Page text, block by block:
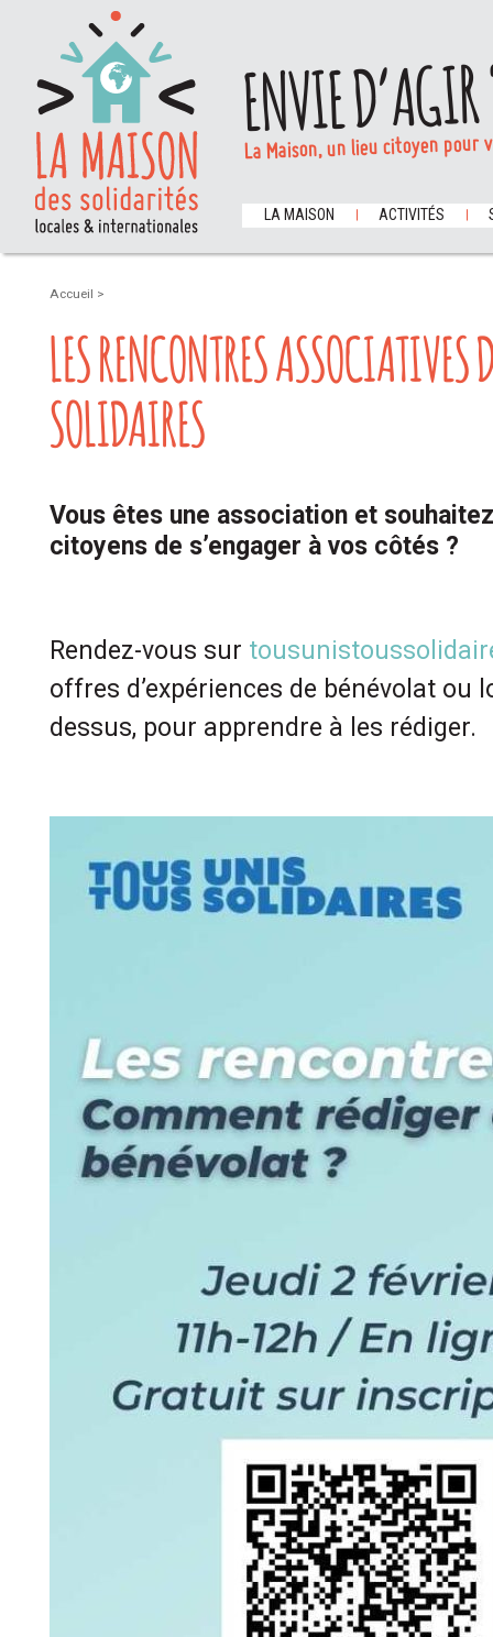
ENVIE
La Maison, un lieu citoyen
LA MAISON ACTIVITÉS
Accueil >
LES RENCONTRES
SOLIDAIRES
Vous êtes une association et
citoyens de s’engager à vos côtés ?
Rendez-vous sur
offres d’expériences de bénévolat ou
dessus, pour apprendre à les rédiger.